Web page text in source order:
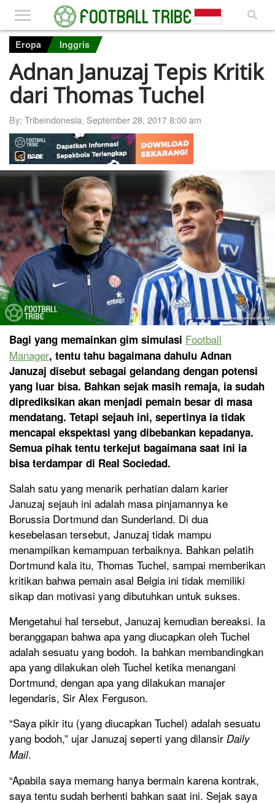
Eropa Inggris
Adnan Januzaj Tepis Kritik
dari Thomas Tuchel
By: Tribeindonesia, September 28, 2017 8:00 am
Bagi yang memainkan gim simulasi Football
Manager, tentu tahu bagaimana dahulu Adnan
Januzaj disebut sebagai gelandang dengan potensi
yang luar bisa. Bahkan sejak masih remaja, ia sudah
diprediksikan akan menjadi pemain besar di masa
mendatang. Tetapi sejauh ini, sepertinya ia tidak
mencapai ekspektasi yang dibebankan kepadanya.
Semua pihak tentu terkejut bagaimana saat ini ia
bisa terdampar di Real Sociedad.
Salah satu yang menarik perhatian dalam karier
Januzaj sejauh ini adalah masa pinjamannya ke
Borussia Dortmund dan Sunderland. Di dua
kesebelasan tersebut, Januzaj tidak mampu
menampilkan kemampuan terbaiknya. Bahkan pelatih
Dortmund kala itu, Thomas Tuchel, sampai memberikan
kritikan bahwa pemain asal Belgia ini tidak memiliki
sikap dan motivasi yang dibutuhkan untuk sukses.
Mengetahui hal tersebut, Januzaj kemudian bereaksi. Ia
beranggapan bahwa apa yang diucapkan oleh Tuchel
adalah sesuatu yang bodoh. Ia bahkan membandingkan
apa yang dilakukan oleh Tuchel ketika menangani
Dortmund, dengan apa yang dilakukan manajer
legendaris, Sir Alex Ferguson.
“Saya pikir itu (yang diucapkan Tuchel) adalah sesuatu
yang bodoh,” ujar Januzaj seperti yang dilansir Daily
Mail.
“Apabila saya memang hanya bermain karena kontrak,
saya tentu sudah berhenti bahkan saat ini. Sejak saya